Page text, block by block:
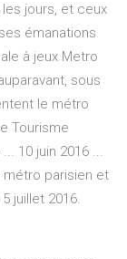
jours, et ceux
émanations
à jeux Metro
sous
le métro
Tourisme
10 juin 2016 ...
métro parisien et
juillet 2016.